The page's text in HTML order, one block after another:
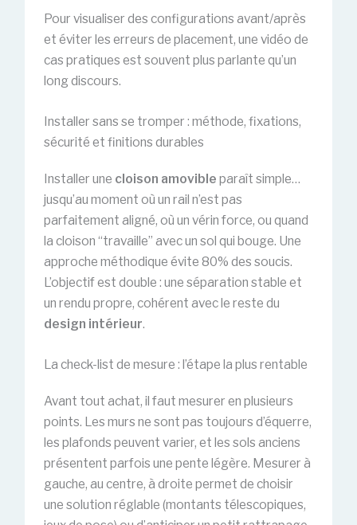
Pour visualiser des configurations avant/après
et éviter les erreurs de placement, une vidéo de
cas pratiques est souvent plus parlante qu’un
long discours.
Installer sans se tromper : méthode, fixations,
sécurité et finitions durables
Installer une cloison amovible paraît simple…
jusqu’au moment où un rail n’est pas
parfaitement aligné, où un vérin force, ou quand
la cloison “travaille” avec un sol qui bouge. Une
approche méthodique évite 80% des soucis.
L’objectif est double : une séparation stable et
un rendu propre, cohérent avec le reste du
design intérieur.
La check-list de mesure : l’étape la plus rentable
Avant tout achat, il faut mesurer en plusieurs
points. Les murs ne sont pas toujours d’équerre,
les plafonds peuvent varier, et les sols anciens
présentent parfois une pente légère. Mesurer à
gauche, au centre, à droite permet de choisir
une solution réglable (montants télescopiques,